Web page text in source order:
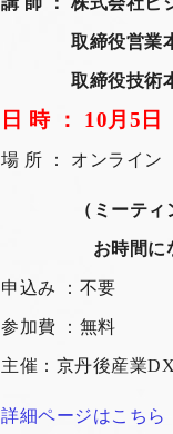
取締役営業本
取締役技術本
日 時 ： 10月5日
場 所 ： オンライン
（ミーティング
お時間になりま
申込み ：不要
参加費 ：無料
主催：京丹後産業
詳細ページはこちら